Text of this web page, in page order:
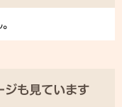
ジも見ています